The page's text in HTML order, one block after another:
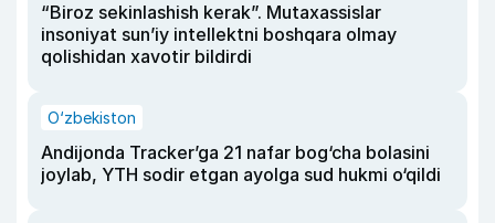
“Biroz sekinlashish kerak”. Mutaxassislar
insoniyat sun’iy intellektni boshqara olmay
qolishidan xavotir bildirdi
O‘zbekiston
Andijonda Tracker’ga 21 nafar bog‘cha bolasini
joylab, YTH sodir etgan ayolga sud hukmi o‘qildi